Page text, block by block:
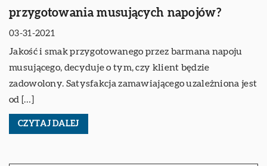
przygotowania musujących napojów?
03-31-2021
Jakość i smak przygotowanego przez barmana napoju
musującego, decyduje o tym, czy klient będzie
zadowolony. Satysfakcja zamawiającego uzależniona jest
od […]
CZYTAJ DALEJ